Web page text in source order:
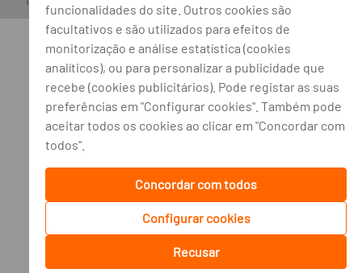
funcionalidades do site. Outros cookies são
facultativos e são utilizados para efeitos de
monitorização e análise estatística (cookies
analíticos), ou para personalizar a publicidade que
recebe (cookies publicitários). Pode registar as suas
preferências em "Configurar cookies". Também pode
aceitar todos os cookies ao clicar em "Concordar com
todos".
Concordar com todos
Configurar cookies
Recusar